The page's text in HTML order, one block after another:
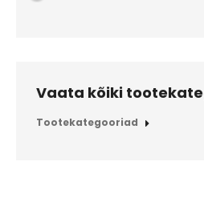
Vaata kõiki
Tootekategooriad